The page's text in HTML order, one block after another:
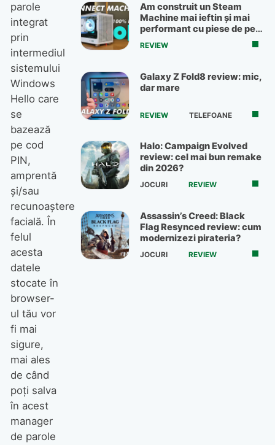
parole
integrat
prin
intermediul
sistemului
Windows
Hello care
se
bazează
pe cod
PIN,
amprentă
și/sau
recunoaștere
facială. În
felul
acesta
datele
stocate în
browser-
ul tău vor
fi mai
sigure,
mai ales
de când
poți salva
în acest
manager
de parole
Am construit un Steam
Machine mai ieftin și mai
performant cu piese de pe
OLX
REVIEW
Galaxy Z Fold8 review: mic,
dar mare
REVIEW TELEFOANE
Halo: Campaign Evolved
review: cel mai bun remake
din 2026?
JOCURI REVIEW
Assassin’s Creed: Black
Flag Resynced review: cum
modernizezi pirateria?
JOCURI REVIEW